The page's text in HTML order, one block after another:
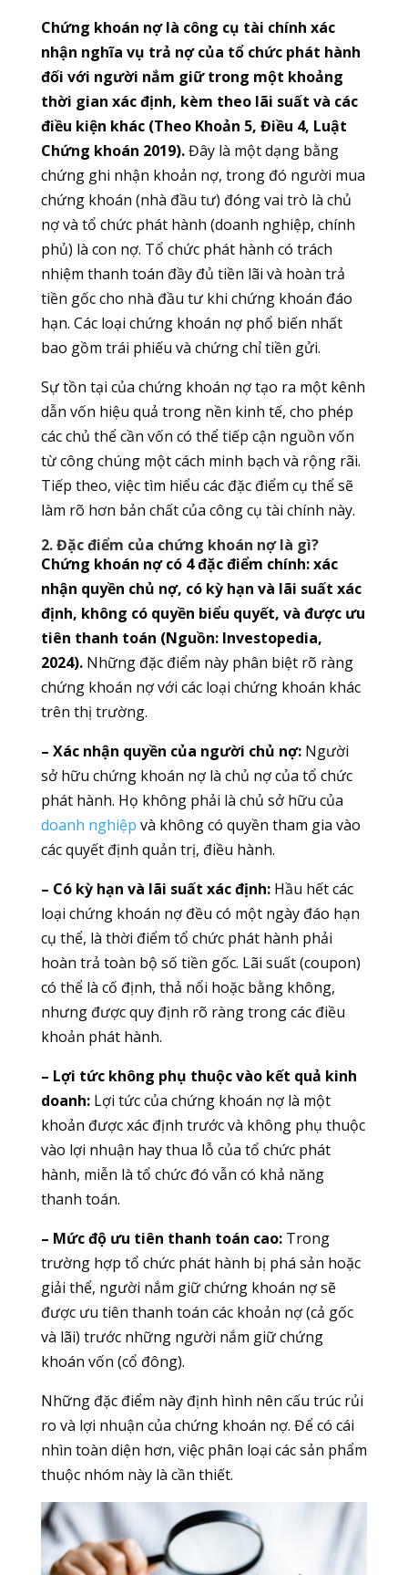
Chứng khoán nợ là công cụ tài chính xác
nhận nghĩa vụ trả nợ của tổ chức phát hành
đối với người nắm giữ trong một khoảng
thời gian xác định, kèm theo lãi suất và các
điều kiện khác (Theo Khoản 5, Điều 4, Luật
Chứng khoán 2019).Đây là một dạng bằng
chứng ghi nhận khoản nợ, trong đó người mua
chứng khoán (nhà đầu tư) đóng vai trò là chủ
nợ và tổ chức phát hành (doanh nghiệp, chính
phủ) là con nợ. Tổ chức phát hành có trách
nhiệm thanh toán đầy đủ tiền lãi và hoàn trả
tiền gốc cho nhà đầu tư khi chứng khoán đáo
hạn. Các loại chứng khoán nợ phổ biến nhất
bao gồm trái phiếu và chứng chỉ tiền gửi.
Sự tồn tại của chứng khoán nợ tạo ra một kênh
dẫn vốn hiệu quả trong nền kinh tế, cho phép
các chủ thể cần vốn có thể tiếp cận nguồn vốn
từ công chúng một cách minh bạch và rộng rãi.
Tiếp theo, việc tìm hiểu các đặc điểm cụ thể sẽ
làm rõ hơn bản chất của công cụ tài chính này.
2. Đặc điểm của chứng khoán nợ là gì?
Chứng khoán nợ có 4 đặc điểm chính: xác
nhận quyền chủ nợ, có kỳ hạn và lãi suất xác
định, không có quyền biểu quyết, và được ưu
tiên thanh toán (Nguồn: Investopedia,
2024).Những đặc điểm này phân biệt rõ ràng
chứng khoán nợ với các loại chứng khoán khác
trên thị trường.
– Xác nhận quyền của người chủ nợ:Người
sở hữu chứng khoán nợ là chủ nợ của tổ chức
phát hành. Họ không phải là chủ sở hữu của
doanh nghiệp và không có quyền tham gia vào
các quyết định quản trị, điều hành.
– Có kỳ hạn và lãi suất xác định:Hầu hết các
loại chứng khoán nợ đều có một ngày đáo hạn
cụ thể, là thời điểm tổ chức phát hành phải
hoàn trả toàn bộ số tiền gốc. Lãi suất (coupon)
có thể là cố định, thả nổi hoặc bằng không,
nhưng được quy định rõ ràng trong các điều
khoản phát hành.
– Lợi tức không phụ thuộc vào kết quả kinh
doanh:Lợi tức của chứng khoán nợ là một
khoản được xác định trước và không phụ thuộc
vào lợi nhuận hay thua lỗ của tổ chức phát
hành, miễn là tổ chức đó vẫn có khả năng
thanh toán.
– Mức độ ưu tiên thanh toán cao:Trong
trường hợp tổ chức phát hành bị phá sản hoặc
giải thể, người nắm giữ chứng khoán nợ sẽ
được ưu tiên thanh toán các khoản nợ (cả gốc
và lãi) trước những người nắm giữ chứng
khoán vốn (cổ đông).
Những đặc điểm này định hình nên cấu trúc rủi
ro và lợi nhuận của chứng khoán nợ. Để có cái
nhìn toàn diện hơn, việc phân loại các sản phẩm
thuộc nhóm này là cần thiết.